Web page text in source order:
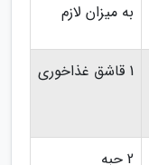
به میزان لازم
1 قاشق غذاخوری
2 حبه